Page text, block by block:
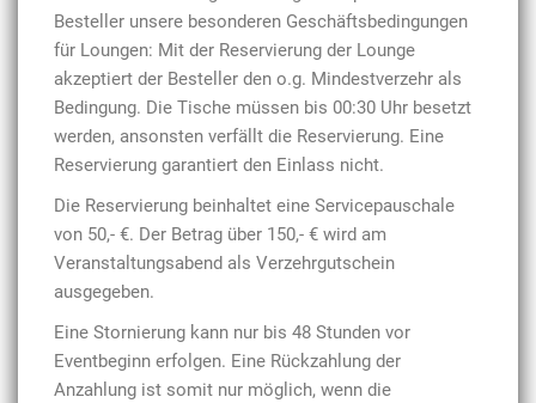
Besteller unsere besonderen Geschäftsbedingungen
für Loungen: Mit der Reservierung der Lounge
akzeptiert der Besteller den o.g. Mindestverzehr als
Bedingung. Die Tische müssen bis 00:30 Uhr besetzt
werden, ansonsten verfällt die Reservierung. Eine
Reservierung garantiert den Einlass nicht.
Die Reservierung beinhaltet eine Servicepauschale
von 50,- €. Der Betrag über 150,- € wird am
Veranstaltungsabend als Verzehrgutschein
ausgegeben.
Eine Stornierung kann nur bis 48 Stunden vor
Eventbeginn erfolgen. Eine Rückzahlung der
Anzahlung ist somit nur möglich, wenn die